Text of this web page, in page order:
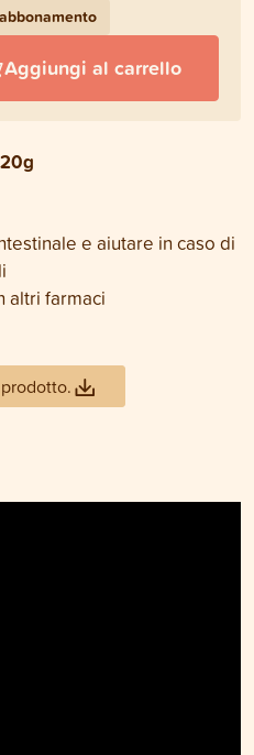
Aggiungi al carrello
e aiutare in caso di
altri farmaci